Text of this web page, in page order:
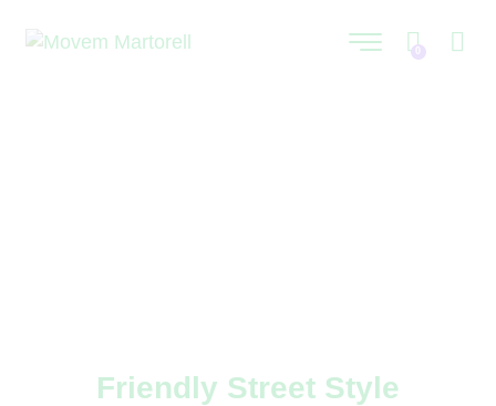
0
Friendly Street Style